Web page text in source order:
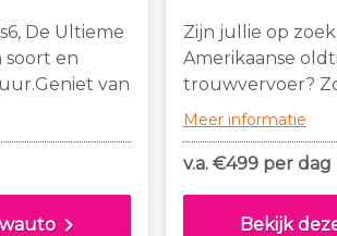
De Ultieme
soort en
van
en ga zo
en jurk en
chevron_right
Zijn jullie op
Amerikaanse
trouwvervoer?
want deze Ford
heeft een beige
Met de wind in
Meer informatie
v.a. €499 per dag
Bekijk